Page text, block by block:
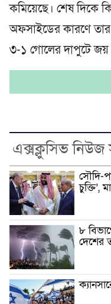
কমিয়েছে। শেষ দিকে
অফসাইডের কারণে তার
৩-১ গোলের দাপুটে জয়
এক্সক্লুসিভ নিউজ
সৌদি-
চুক্তি’,
৮
দেশের